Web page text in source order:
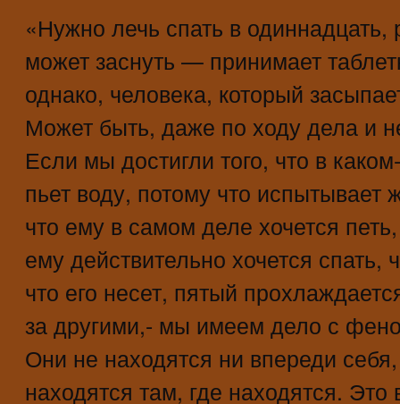
«Нужно лечь спать в
может заснуть — принимает
однако, человека, который
Может быть, даже по ходу дела и
Если мы достигли того, что в
пьет воду, потому что испытывает
что ему в самом деле хочется
ему действительно хочется спать,
что его несет, пятый
за другими,- мы имеем дело с
Они не находятся ни впереди
находятся там, где находятся.